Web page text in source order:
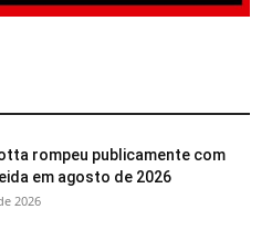
rompeu publicamente com
em agosto de 2026
2026